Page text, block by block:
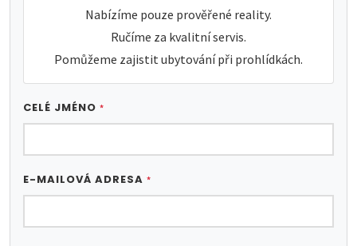
Nabízíme pouze prověřené reality.
Ručíme za kvalitní servis.
Pomůžeme zajistit ubytování při prohlídkách.
CELÉ JMÉNO *
E-MAILOVÁ ADRESA *